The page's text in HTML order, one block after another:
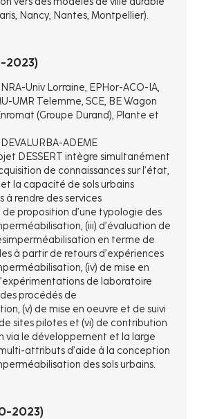
Nancy, Nantes, Montpellier).
2023)
Univ Lorraine, EPHor-ACO-IA,
UMR Telemme, SCE, BE Wagon
(Groupe Durand), Plante et
ADEME
DESSERT intègre simultanément
de connaissances sur l’état,
la capacité de sols urbains
à rendre des services
de proposition d’une typologie des
(iii) d’évaluation de
en terme de
à partir de retours d’expériences
(iv) de mise en
de laboratoire
procédés de
(v) de mise en oeuvre et de suivi
sites pilotes et (vi) de contribution
via le développement et la large
attributs d’aide à la conception
des sols urbains.
2023)